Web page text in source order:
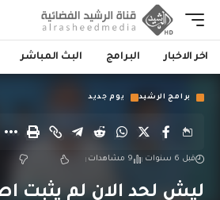
اخر الاخبار البرامج البث المباشر
برامج الرشيد يوم جديد
قبل 6 سنوات 9 مشاهدات
ليش لحد الان لم يثبت